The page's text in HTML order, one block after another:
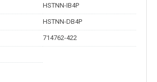
HSTNN-IB4P
HSTNN-DB4P
714762-422